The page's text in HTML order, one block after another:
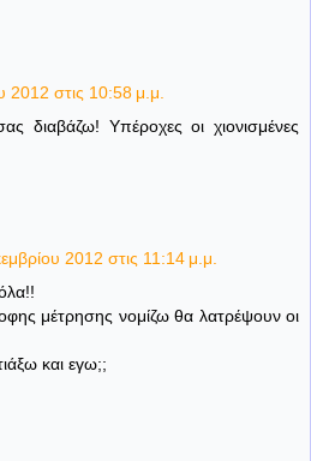
2012 στις 10:58 μ.μ.
διαβάζω! Υπέροχες οι χιονισμένες
2012 στις 11:14 μ.μ.
μέτρησης νομίζω θα λατρέψουν οι
και εγω;;